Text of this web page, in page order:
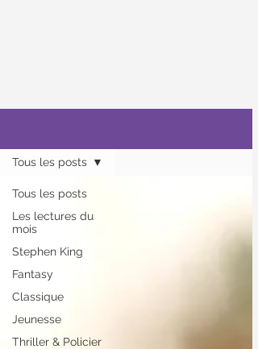
Tous les posts
Les lectures du
mois
Stephen King
Fantasy
Classique
Jeunesse
Thriller & Policier
Tous les posts